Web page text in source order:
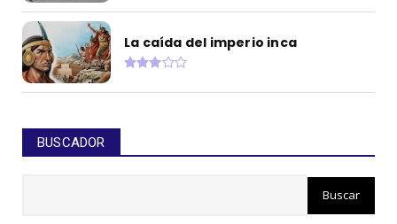
La caída del imperio inca
BUSCADOR